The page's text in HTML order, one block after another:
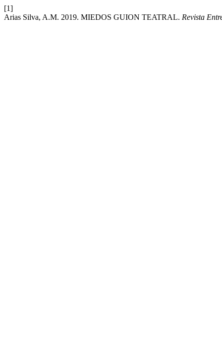
[1]
Arias Silva, A.M. 2019. MIEDOS GUION TEATRAL. Revista